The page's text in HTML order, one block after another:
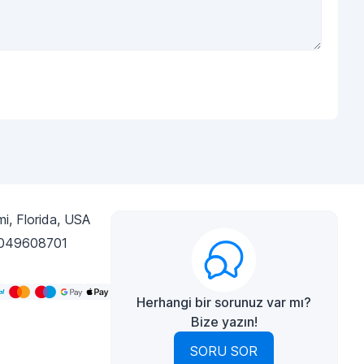
Florida, USA
Herhangi bir sorunuz var mı?
Bize yazın!
SORU SOR